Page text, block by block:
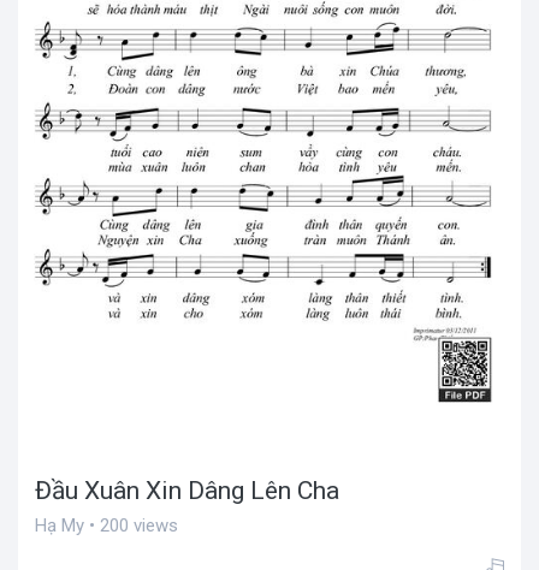
Đầu Xuân Xin Dâng Lên Cha
Hạ My • 200 views